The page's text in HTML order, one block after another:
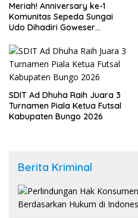
Meriah! Anniversary ke-1
Komunitas Sepeda Sungai
Udo Dihadiri Goweser
SDIT Ad Dhuha Raih Juara 3
Turnamen Piala Ketua Futsal
Kabupaten Bungo 2026
Berita Kriminal